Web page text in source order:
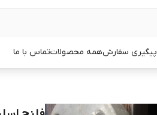
پیگیری سفارشهمه محصولاتتماس با ما